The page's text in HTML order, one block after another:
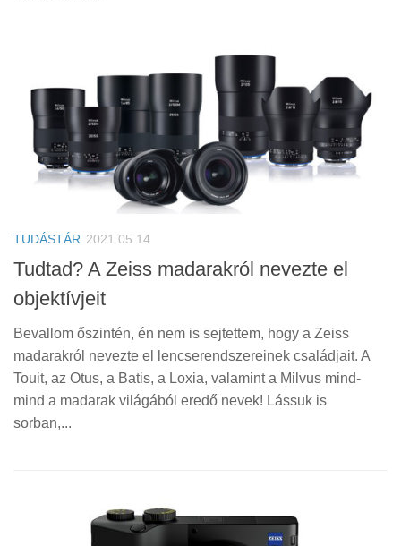
TUDÁSTÁR 2021.05.14
Tudtad? A Zeiss madarakról nevezte el
objektívjeit
Bevallom őszintén, én nem is sejtettem, hogy a Zeiss
madarakról nevezte el lencserendszereinek családjait. A
Touit, az Otus, a Batis, a Loxia, valamint a Milvus mind-
mind a madarak világából eredő nevek! Lássuk is
sorban,...